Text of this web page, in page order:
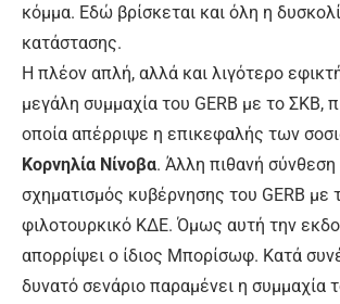
κόμμα. Εδώ βρίσκεται και όλη η
κατάστασης.
Η πλέον απλή, αλλά και λιγότερο
μεγάλη συμμαχία του GERB με το ΣΚΒ,
οποία απέρριψε η επικεφαλής των
Κορνηλία Νίνοβα. Άλλη πιθανή σύνθεση
σχηματισμός κυβέρνησης του GERB με
φιλοτουρκικό ΚΔΕ. Όμως αυτή την
απορρίψει ο ίδιος Μπορίσωφ. Κατά
δυνατό σενάριο παραμένει η συμμαχία